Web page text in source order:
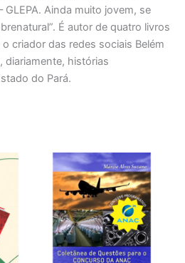
GLEPA. Ainda muito jovem, se
É autor de quatro livros
criador das redes sociais Belém
diariamente, histórias
do Pará.